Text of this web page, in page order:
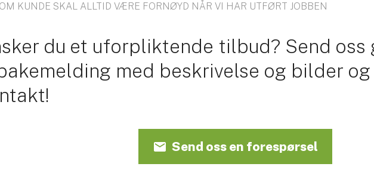
KUNDE SKAL ALLTID VÆRE FORNØYD NÅR VI HAR UTFØRT JOBBEN
du et uforpliktende tilbud? Send oss
med beskrivelse og bilder
Send oss en forespørsel